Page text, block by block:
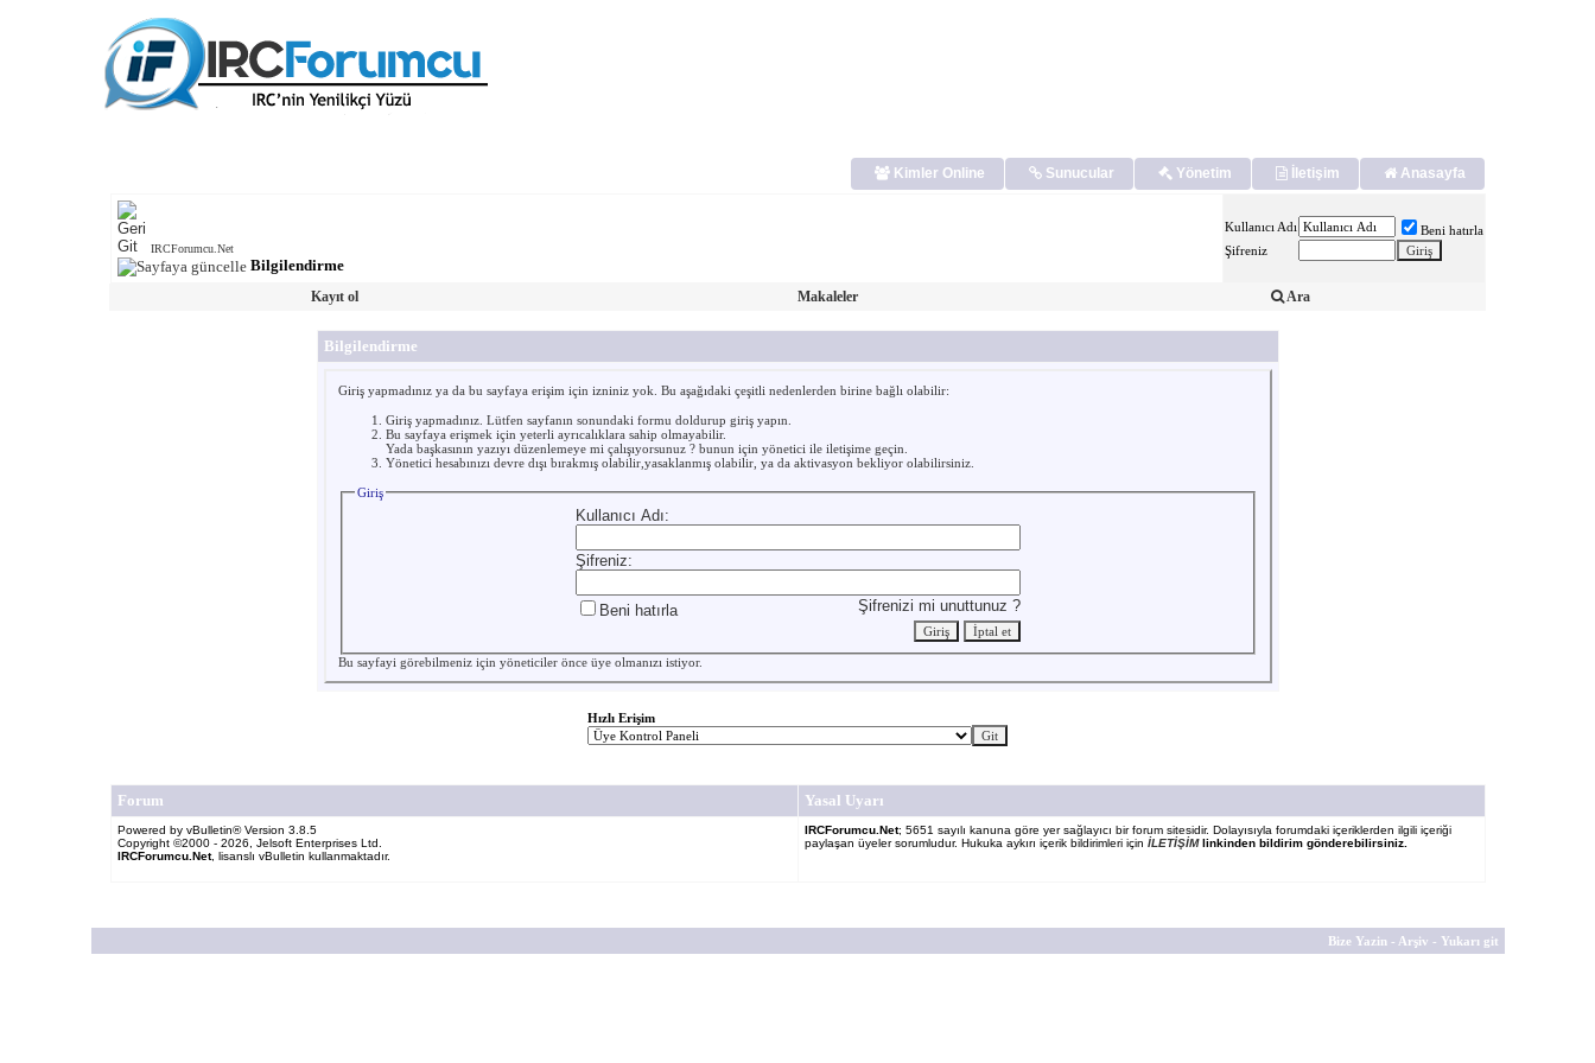
Anasayfa
İletişim
Yönetim
Sunucular
Kimler Online
IRCForumcu.Net
Bilgilendirme
Kullanıcı Adı
Beni hatırla
Şifreniz
Kayıt ol Makaleler Ara
Bilgilendirme
Giriş yapmadınız ya da bu sayfaya erişim için izniniz yok. Bu aşağıdaki çeşitli nedenlerden birine bağlı olabilir:
Giriş yapmadınız. Lütfen sayfanın sonundaki formu doldurup giriş yapın.
Bu sayfaya erişmek için yeterli ayrıcalıklara sahip olmayabilir.
Yada başkasının yazıyı düzenlemeye mi çalışıyorsunuz ? bunun için yönetici ile iletişime geçin.
Yönetici hesabınızı devre dışı bırakmış olabilir,yasaklanmış olabilir, ya da aktivasyon bekliyor olabilirsiniz.
Giriş
Kullanıcı Adı:
Şifreniz:
Şifrenizi mi unuttunuz ?
Beni hatırla
Bu sayfayi görebilmeniz için yöneticiler önce üyeolmanızı istiyor.
Hızlı Erişim
Forum Yasal Uyarı
Powered by vBulletin® Version 3.8.5
Copyright ©2000 - 2026, Jelsoft Enterprises Ltd.
IRCForumcu.Net, lisanslı vBulletin kullanmaktadır.
IRCForumcu.Net; 5651 sayılı kanuna göre yer sağlayıcı bir forum sitesidir. Dolayısıyla forumdaki içeriklerden ilgili içeriği
paylaşan üyeler sorumludur. Hukuka aykırı içerik bildirimleri için İLETİŞİMlinkinden bildirim gönderebilirsiniz.
Bize Yazin - Arşiv - Yukarı git